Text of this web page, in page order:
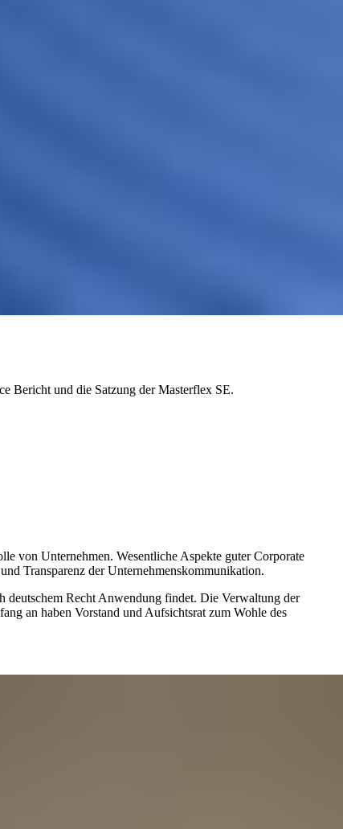
Bericht und die Satzung der Masterflex SE.
von Unternehmen. Wesentliche Aspekte guter Corporate
Transparenz der Unternehmenskommunikation.
deutschem Recht Anwendung findet. Die Verwaltung der
an haben Vorstand und Aufsichtsrat zum Wohle des